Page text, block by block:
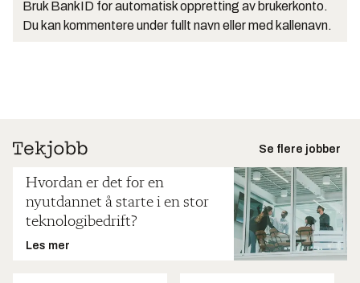
Bruk BankID for automatisk oppretting av brukerkonto.
Du kan kommentere under fullt navn eller med kallenavn.
Se flere jobber
Hvordan er det for en
nyutdannet å starte i en stor
teknologibedrift?
Les mer